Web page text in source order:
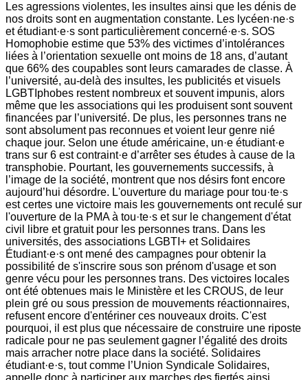
Les agressions violentes, les insultes ainsi que les dénis de
nos droits sont en augmentation constante. Les lycéen·ne·s
et étudiant·e·s sont particulièrement concerné·e·s. SOS
Homophobie estime que 53% des victimes d’intolérances
liées à l’orientation sexuelle ont moins de 18 ans, d’autant
que 66% des coupables sont leurs camarades de classe. À
l’université, au-delà des insultes, les publicités et visuels
LGBTIphobes restent nombreux et souvent impunis, alors
même que les associations qui les produisent sont souvent
financées par l’université. De plus, les personnes trans ne
sont absolument pas reconnues et voient leur genre nié
chaque jour. Selon une étude américaine, un·e étudiant·e
trans sur 6 est contraint·e d’arrêter ses études à cause de la
transphobie. Pourtant, les gouvernements successifs, à
l’image de la société, montrent que nos désirs font encore
aujourd’hui désordre. L'ouverture du mariage pour tou·te·s
est certes une victoire mais les gouvernements ont reculé sur
l'ouverture de la PMA à tou·te·s et sur le changement d'état
civil libre et gratuit pour les personnes trans. Dans les
universités, des associations LGBTI+ et Solidaires
Étudiant·e·s ont mené des campagnes pour obtenir la
possibilité de s'inscrire sous son prénom d'usage et son
genre vécu pour les personnes trans. Des victoires locales
ont été obtenues mais le Ministère et les CROUS, de leur
plein gré ou sous pression de mouvements réactionnaires,
refusent encore d'entériner ces nouveaux droits. C'est
pourquoi, il est plus que nécessaire de construire une riposte
radicale pour ne pas seulement gagner l’égalité des droits
mais arracher notre place dans la société. Solidaires
étudiant·e·s, tout comme l’Union Syndicale Solidaires,